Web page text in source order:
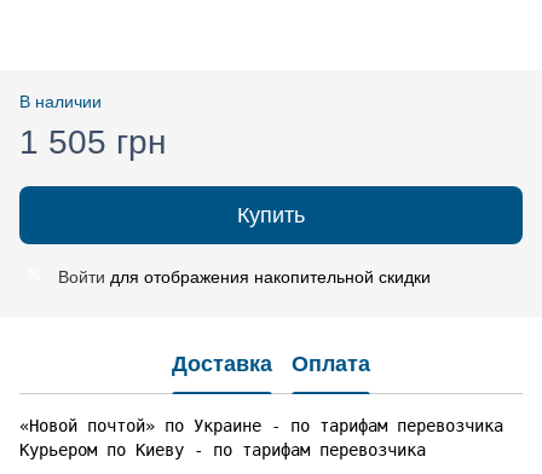
В наличии
1 505 грн
Купить
Войти для отображения накопительной скидки
Доставка Оплата
«Новой почтой» по Украине - по тарифам перевозчика
Курьером по Киеву - по тарифам перевозчика